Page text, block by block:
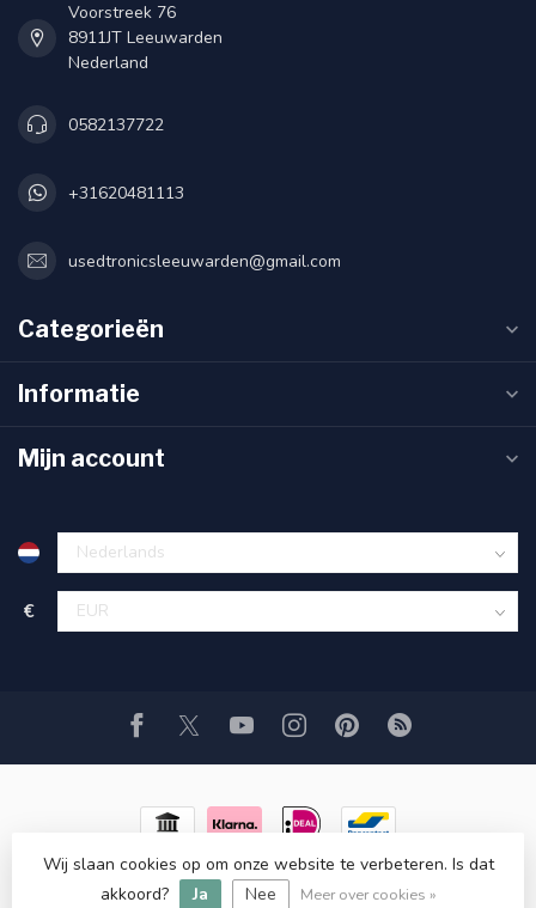
Voorstreek 76
8911JT Leeuwarden
Nederland
0582137722
+31620481113
usedtronicsleeuwarden@gmail.com
Categorieën
Informatie
Mijn account
€
© Copyright 2026 Usedtronics- Powered byLightspeed-
Lightspeed design
Dyvelopment
Wij slaan cookies op om onze website te verbeteren. Is dat
akkoord?
Ja Nee Meer over cookies »